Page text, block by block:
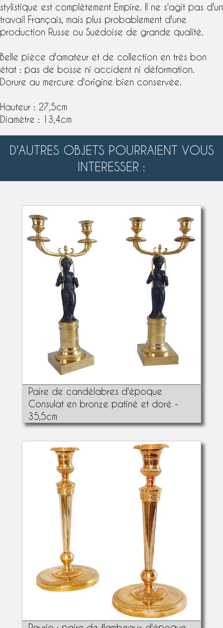
stylistique est complètement Empire. Il ne s'agit pas d'un
travail Français, mais plus probablement d'une
production Russe ou Suédoise de grande qualité.
Belle pièce d'amateur et de collection en très bon
état : pas de bosse ni accident ni déformation.
Dorure au mercure d'origine bien conservée.
Hauteur : 27,5cm
Diamètre : 13,4cm
D'AUTRES OBJETS POURRAIENT VOUS
INTERESSER :
Paire de candélabres d'époque
Consulat en bronze patiné et doré -
35,5cm